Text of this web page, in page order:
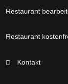
Restaurant
Restaurant
Kontakt